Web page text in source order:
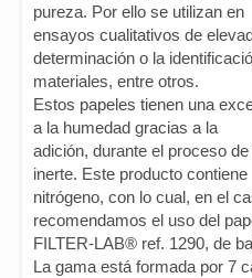
pureza. Por ello se utilizan en
ensayos cualitativos de
determinación o la
materiales, entre otros.
Estos papeles tienen una
a la humedad gracias a la
adición, durante el proceso
inerte. Este producto contiene
nitrógeno, con lo cual, en el
recomendamos el uso del
FILTER-LAB® ref. 1290, de
La gama está formada por 7